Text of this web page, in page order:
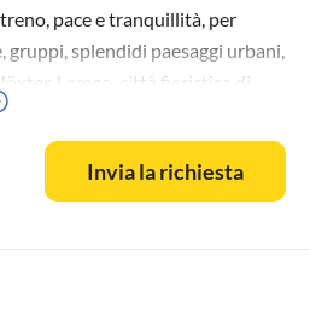
pace e tranquillità, per
gruppi, splendidi paesaggi urbani,
Lemgo, città fieristica di
anseatica di Lemgo,
Schwalenberg nel distretto
e il Weserbergland
Vestfalia al confine con la
Invia la richiesta